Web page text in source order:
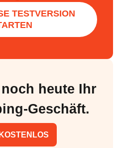
TESTVERSION
heute Ihr
Geschäft.